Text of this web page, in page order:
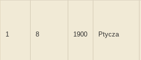
1 8 1900 Ptycza